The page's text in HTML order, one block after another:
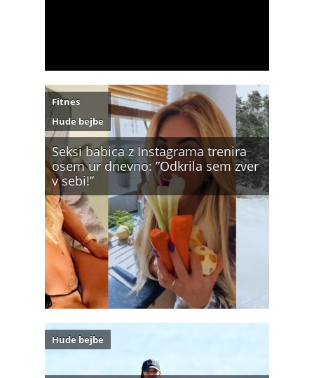
Seksi babica z Instagrama trenira
osem ur dnevno: ”Odkrila sem zver
v sebi!”
Fitnes
Hude bejbe
Hude bejbe